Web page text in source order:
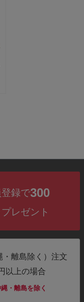
録で300
レゼント
離島除く）注文
以上の場合
・離島を除く